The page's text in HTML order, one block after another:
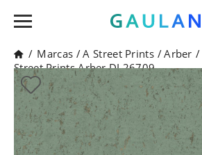
/ Marcas /A Street Prints /Arber /
Street Prints Arber DL26709